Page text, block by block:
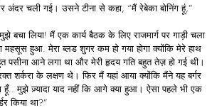
अंदर चली गई। उसने टीना से कहा, “मैं रेबेका बोनिंग हूं,”
लिया! मैं एक कार्य बैठक के लिए राजमार्ग पर गाड़ी चला
हुआ. मेरा ब्लड शुगर कम हो गया होगा क्योंकि मेरे हाथ
आने लगा था और मेरी हृदय गति बहुत तेज़ हो गई थी।
शर्करा के लक्षण थे। फिर मैं यहां आया क्योंकि मैंने यह बर्गर
मुझे ज़्यादा याद नहीं कि आगे क्या हुआ। ऐसा पहले भी एक
किया था?”